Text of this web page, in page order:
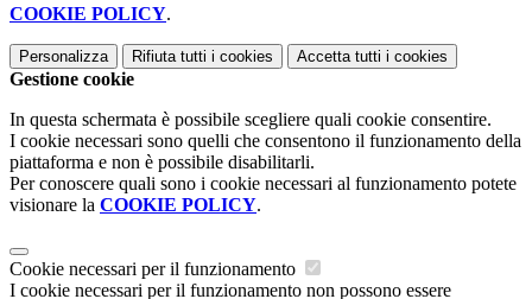
COOKIE POLICY.
Personalizza Rifiuta tutti i cookies Accetta tutti i cookies
Gestione cookie
In questa schermata è possibile scegliere quali cookie consentire.
I cookie necessari sono quelli che consentono il funzionamento della
piattaforma e non è possibile disabilitarli.
Per conoscere quali sono i cookie necessari al funzionamento potete
visionare la COOKIE POLICY.
Cookie necessari per il funzionamento
I cookie necessari per il funzionamento non possono essere